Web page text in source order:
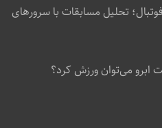
تحلیل مسابقات با سرورهای
ابرو می‌توان ورزش کرد؟